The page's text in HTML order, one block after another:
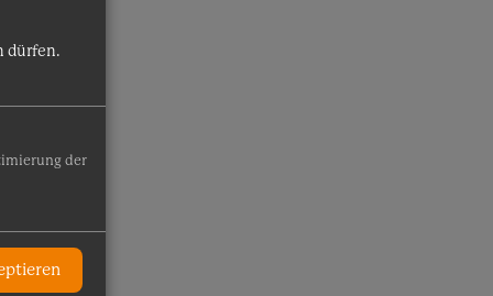
dürfen.
der